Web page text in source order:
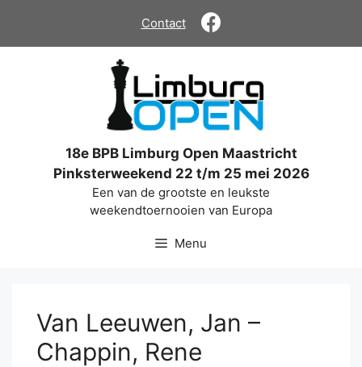
de
Contact
18e BPB Limburg Open Maastricht
Pinksterweekend 22 t/m 25 mei 2026
Een van de grootste en leukste
weekendtoernooien van Europa
Menu
Van Leeuwen, Jan –
Chappin, Rene